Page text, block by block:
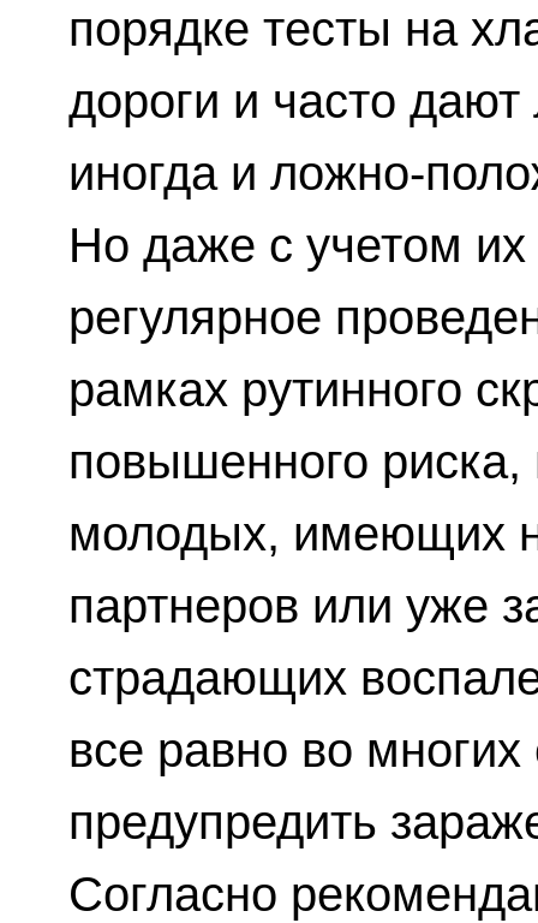
порядке тесты на
дороги и часто
иногда и ложно-
Но даже с учетом
регулярное
рамках рутинного
повышенного
молодых, имеющих
партнеров или уже
страдающих
все равно во многих
предупредить
Согласно